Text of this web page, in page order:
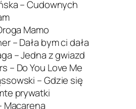
– Cudownych
Mamo
– Dała bym ci dała
– Jedna z gwiazd
– Do You Love Me
– Gdzie się
prywatki
Macarena